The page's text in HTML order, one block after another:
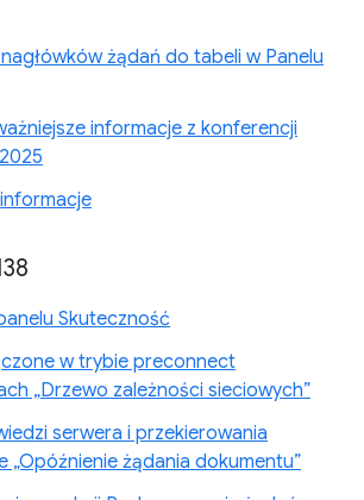
żądań do tabeli w Panelu
informacje z konferencji
Skuteczność
w trybie preconnect
„Drzewo zależności sieciowych”
serwera i przekierowania
„Opóźnienie żądania dokumentu”